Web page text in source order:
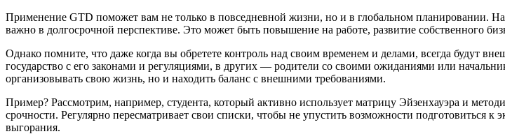
Применение GTD поможет вам не только в повседневной жизни, но и в глобальном планировании.
важно в долгосрочной перспективе. Это может быть повышение на работе, развитие собственного
Однако помните, что даже когда вы обретете контроль над своим временем и делами, всегда будут
государство с его законами и регуляциями, в других — родители со своими ожиданиями или
организовывать свою жизнь, но и находить баланс с внешними требованиями.
Пример? Рассмотрим, например, студента, который активно использует матрицу Эйзенхауэра и
срочности. Регулярно пересматривает свои списки, чтобы не упустить возможности подготовиться
выгорания.